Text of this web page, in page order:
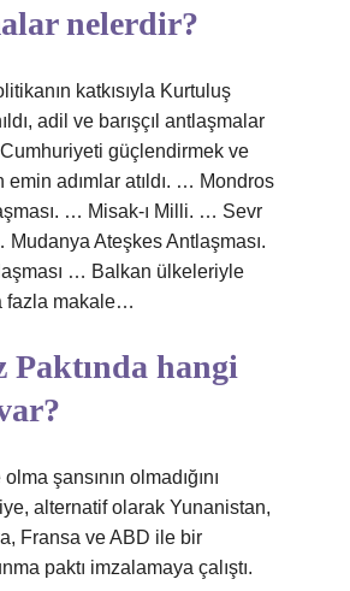
nelerdir?
katkısıyla Kurtuluş
adil ve barışçıl antlaşmalar
güçlendirmek ve
emin adımlar atıldı. … Mondros
… Misak-ı Milli. … Sevr
Mudanya Ateşkes Antlaşması.
… Balkan ülkeleriyle
fazla makale…
Paktında hangi
şansının olmadığını
alternatif olarak Yunanistan,
Fransa ve ABD ile bir
paktı imzalamaya çalıştı.